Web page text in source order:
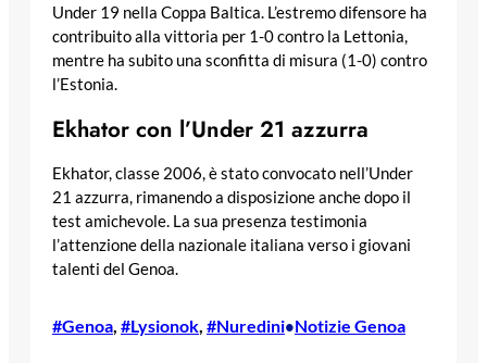
Under 19 nella Coppa Baltica. L’estremo difensore ha
contribuito alla vittoria per 1-0 contro la Lettonia,
mentre ha subito una sconfitta di misura (1-0) contro
l’Estonia.
Ekhator con l’Under 21 azzurra
Ekhator, classe 2006, è stato convocato nell’Under
21 azzurra, rimanendo a disposizione anche dopo il
test amichevole. La sua presenza testimonia
l’attenzione della nazionale italiana verso i giovani
talenti del Genoa.
#Genoa #Lysionok #Nuredini•Notizie Genoa